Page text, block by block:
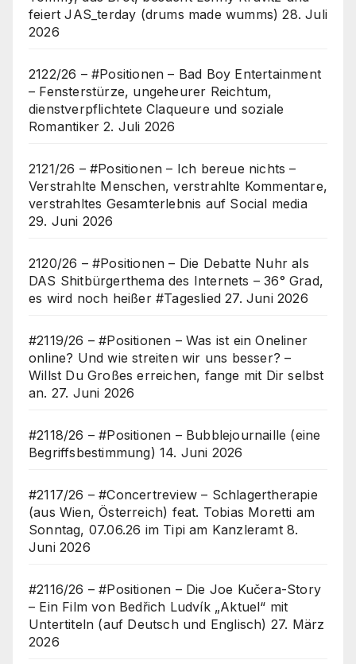
feiert JAS_terday (drums made wumms) 28. Juli
2026
2122/26 – #Positionen – Bad Boy Entertainment
– Fensterstürze, ungeheurer Reichtum,
dienstverpflichtete Claqueure und soziale
Romantiker 2. Juli 2026
2121/26 – #Positionen – Ich bereue nichts –
Verstrahlte Menschen, verstrahlte Kommentare,
verstrahltes Gesamterlebnis auf Social media
29. Juni 2026
2120/26 – #Positionen – Die Debatte Nuhr als
DAS Shitbürgerthema des Internets – 36° Grad,
es wird noch heißer #Tageslied 27. Juni 2026
#2119/26 – #Positionen – Was ist ein Oneliner
online? Und wie streiten wir uns besser? –
Willst Du Großes erreichen, fange mit Dir selbst
an. 27. Juni 2026
#2118/26 – #Positionen – Bubblejournaille (eine
Begriffsbestimmung) 14. Juni 2026
#2117/26 – #Concertreview – Schlagertherapie
(aus Wien, Österreich) feat. Tobias Moretti am
Sonntag, 07.06.26 im Tipi am Kanzleramt 8.
Juni 2026
#2116/26 – #Positionen – Die Joe Kučera-Story
– Ein Film von Bedřich Ludvík „Aktuel“ mit
Untertiteln (auf Deutsch und Englisch) 27. März
2026